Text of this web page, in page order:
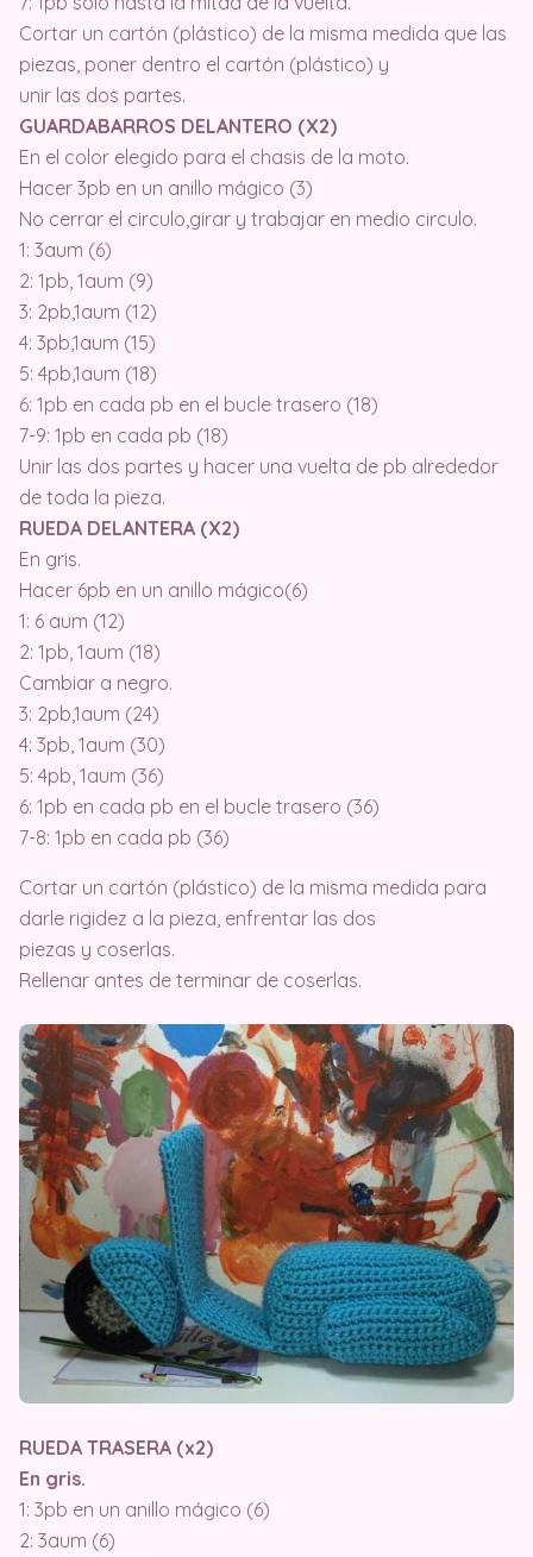
Cortar un cartón (plástico) de la misma medida que las
piezas, poner dentro el cartón (plástico) y
unir las dos partes.
GUARDABARROS DELANTERO (X2)
En el color elegido para el chasis de la moto.
Hacer 3pb en un anillo mágico (3)
No cerrar el circulo,girar y trabajar en medio circulo.
1: 3aum (6)
2: 1pb, 1aum (9)
3: 2pb,1aum (12)
4: 3pb,1aum (15)
5: 4pb,1aum (18)
6: 1pb en cada pb en el bucle trasero (18)
7-9: 1pb en cada pb (18)
Unir las dos partes y hacer una vuelta de pb alrededor
de toda la pieza.
RUEDA DELANTERA (X2)
En gris.
Hacer 6pb en un anillo mágico(6)
1: 6 aum (12)
2: 1pb, 1aum (18)
Cambiar a negro.
3: 2pb,1aum (24)
4: 3pb, 1aum (30)
5: 4pb, 1aum (36)
6: 1pb en cada pb en el bucle trasero (36)
7-8: 1pb en cada pb (36)
Cortar un cartón (plástico) de la misma medida para
darle rigidez a la pieza, enfrentar las dos
piezas y coserlas.
Rellenar antes de terminar de coserlas.
RUEDA TRASERA (x2)
En gris.
1: 3pb en un anillo mágico (6)
2: 3aum (6)